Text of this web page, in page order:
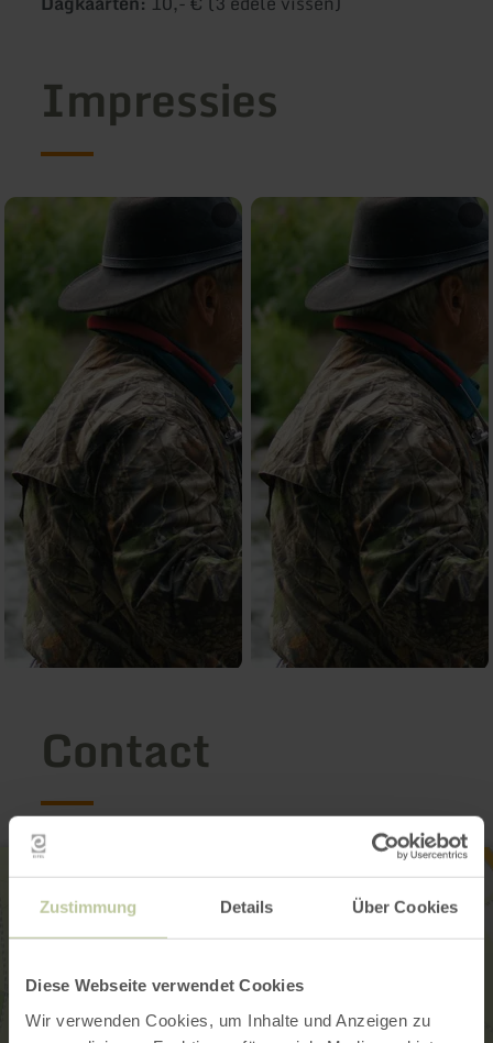
Zustimmung Details Über Cookies
Diese Webseite verwendet Cookies
Wir verwenden Cookies, um Inhalte und Anzeigen zu
Impressies
Contact